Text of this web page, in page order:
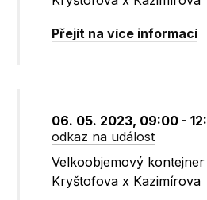
Přejít na více informací
06. 05. 2023, 09:00 -
odkaz na událost
Velkoobjemový
Kryštofova x Kazimírova